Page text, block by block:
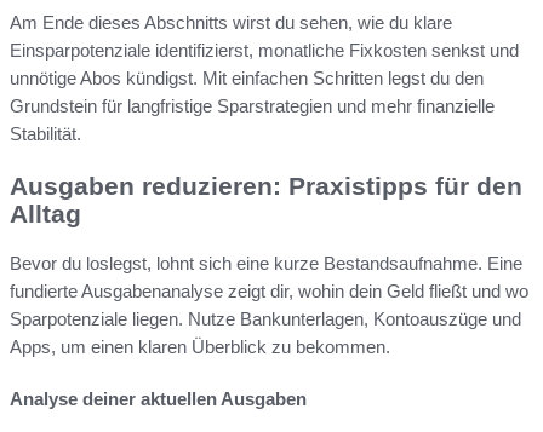
Am Ende dieses Abschnitts wirst du sehen, wie du klare
Einsparpotenziale identifizierst, monatliche Fixkosten senkst und
unnötige Abos kündigst. Mit einfachen Schritten legst du den
Grundstein für langfristige Sparstrategien und mehr finanzielle
Stabilität.
Ausgaben reduzieren: Praxistipps für den
Alltag
Bevor du loslegst, lohnt sich eine kurze Bestandsaufnahme. Eine
fundierte Ausgabenanalyse zeigt dir, wohin dein Geld fließt und wo
Sparpotenziale liegen. Nutze Bankunterlagen, Kontoauszüge und
Apps, um einen klaren Überblick zu bekommen.
Analyse deiner aktuellen Ausgaben